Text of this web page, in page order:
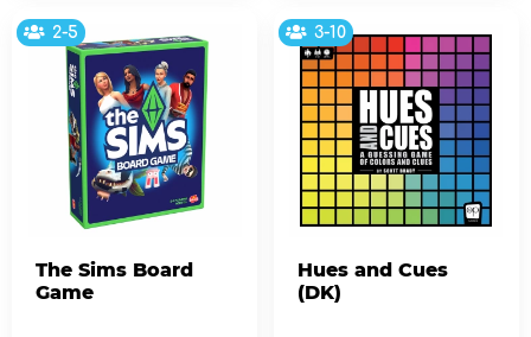
2-5
The Sims Board
Game
3-10
Hues and Cues
(DK)